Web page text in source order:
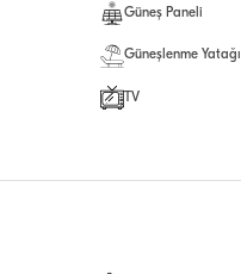
Güneş Paneli
Güneşlenme Yatağı
TV